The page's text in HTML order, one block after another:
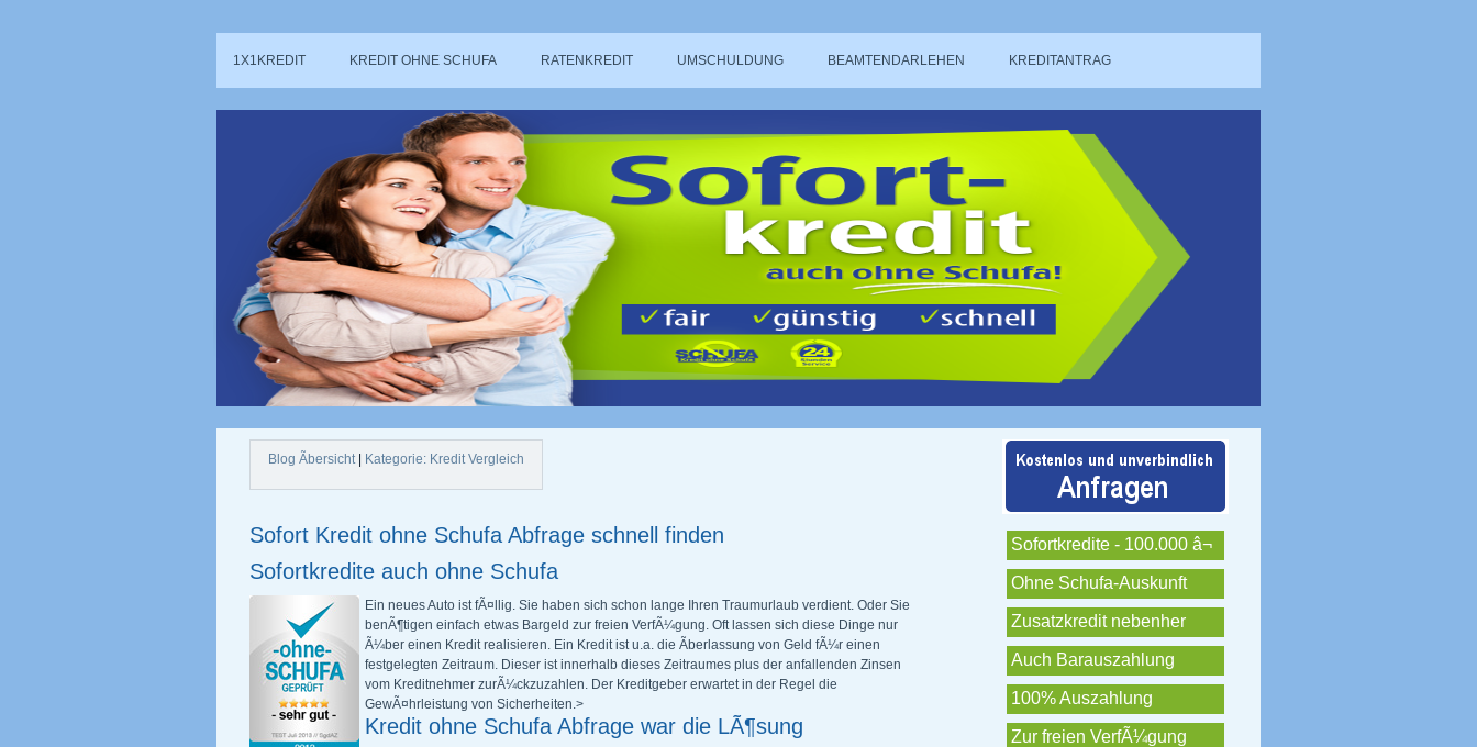
1X1KREDIT KREDIT OHNE SCHUFA RATENKREDIT UMSCHULDUNG BEAMTENDARLEHEN KREDITANTRAG
Blog Ãbersicht| Kategorie: Kredit Vergleich
Sofort Kredit ohne Schufa Abfrage schnell finden
Sofortkredite auch ohne Schufa
Ein neues Auto ist fÃ¤llig. Sie haben sich schon lange Ihren Traumurlaub verdient. Oder Sie
benÃ¶tigen einfach etwas Bargeld zur freien VerfÃ¼gung. Oft lassen sich diese Dinge nur
Ã¼ber einen Kredit realisieren. Ein Kredit ist u.a. die Ãberlassung von Geld fÃ¼r einen
festgelegten Zeitraum. Dieser ist innerhalb dieses Zeitraumes plus der anfallenden Zinsen
vom Kreditnehmer zurÃ¼ckzuzahlen. Der Kreditgeber erwartet in der Regel die
GewÃ¤hrleistung von Sicherheiten.>
Kredit ohne Schufa Abfrage war die LÃ¶sung
Sofortkredite - 100.000 â¬
Ohne Schufa-Auskunft
Zusatzkredit nebenher
Auch Barauszahlung
100% Auszahlung
Zur freien VerfÃ¼gung